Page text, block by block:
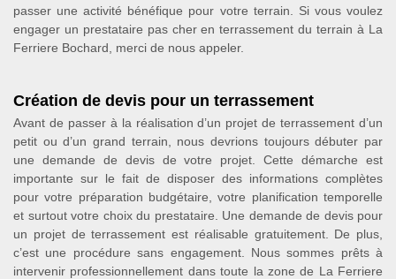
passer une activité bénéfique pour votre terrain. Si vous voulez
engager un prestataire pas cher en terrassement du terrain à La
Ferriere Bochard, merci de nous appeler.
Création de devis pour un terrassement
Avant de passer à la réalisation d’un projet de terrassement d’un
petit ou d’un grand terrain, nous devrions toujours débuter par
une demande de devis de votre projet. Cette démarche est
importante sur le fait de disposer des informations complètes
pour votre préparation budgétaire, votre planification temporelle
et surtout votre choix du prestataire. Une demande de devis pour
un projet de terrassement est réalisable gratuitement. De plus,
c’est une procédure sans engagement. Nous sommes prêts à
intervenir professionnellement dans toute la zone de La Ferriere